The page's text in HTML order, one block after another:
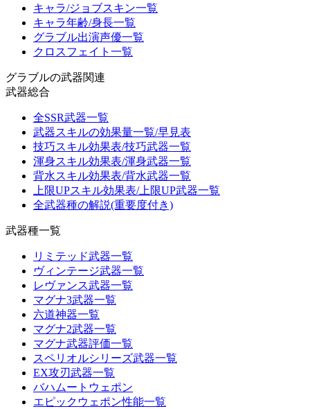
キャラ/ジョブスキン一覧
キャラ年齢/身長一覧
グラブル出演声優一覧
クロスフェイト一覧
グラブルの武器関連
武器総合
全SSR武器一覧
武器スキルの効果量一覧/早見表
技巧スキル効果表/技巧武器一覧
渾身スキル効果表/渾身武器一覧
背水スキル効果表/背水武器一覧
上限UPスキル効果表/上限UP武器一覧
全武器種の解説(重要度付き)
武器種一覧
リミテッド武器一覧
ヴィンテージ武器一覧
レヴァンス武器一覧
マグナ3武器一覧
六道神器一覧
マグナ2武器一覧
マグナ武器評価一覧
スペリオルシリーズ武器一覧
EX攻刃武器一覧
バハムートウェポン
エピックウェポン性能一覧